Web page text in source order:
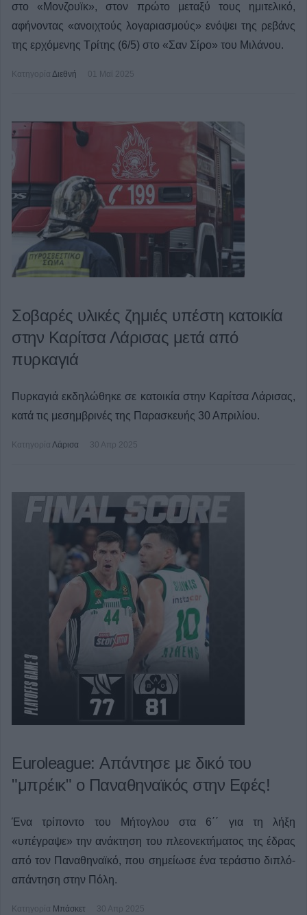
στο «Μονζουϊκ», στον πρώτο μεταξύ τους ημιτελικό,
αφήνοντας «ανοιχτούς λογαριασμούς» ενόψει της ρεβάνς
της ερχόμενης Τρίτης (6/5) στο «Σαν Σίρο» του Μιλάνου.
Κατηγορία Διεθνή 01 Μαϊ 2025
Σοβαρές υλικές ζημιές υπέστη κατοικία
στην Καρίτσα Λάρισας μετά από
πυρκαγιά
Πυρκαγιά εκδηλώθηκε σε κατοικία στην Καρίτσα Λάρισας,
κατά τις μεσημβρινές της Παρασκευής 30 Απριλίου.
Κατηγορία Λάρισα 30 Απρ 2025
Euroleague: Απάντησε με δικό του
"μπρέικ" ο Παναθηναϊκός στην Εφές!
Ένα τρίποντο του Μήτογλου στα 6΄΄ για τη λήξη
«υπέγραψε» την ανάκτηση του πλεονεκτήματος της έδρας
από τον Παναθηναϊκό, που σημείωσε ένα τεράστιο διπλό-
απάντηση στην Πόλη.
Κατηγορία Μπάσκετ 30 Απρ 2025